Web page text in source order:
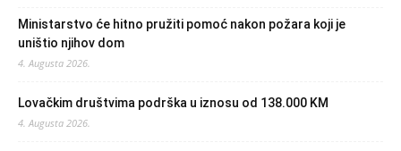
Ministarstvo će hitno pružiti pomoć nakon požara koji je
uništio njihov dom
4. Augusta 2026.
Lovačkim društvima podrška u iznosu od 138.000 KM
4. Augusta 2026.